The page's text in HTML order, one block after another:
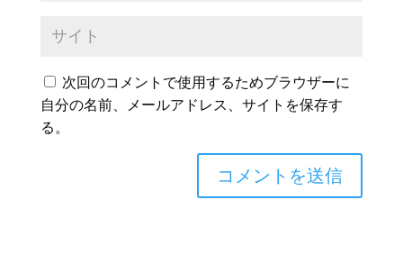
次回のコメントで使用するためブラウザーに
自分の名前、メールアドレス、サイトを保存す
る。